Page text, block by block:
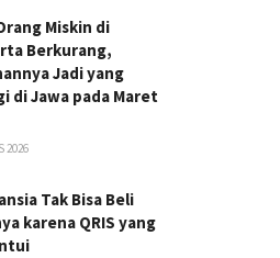
Miskin di
Berkurang,
Jadi yang
di Jawa pada Maret
2026
Tak Bisa Beli
karena QRIS yang